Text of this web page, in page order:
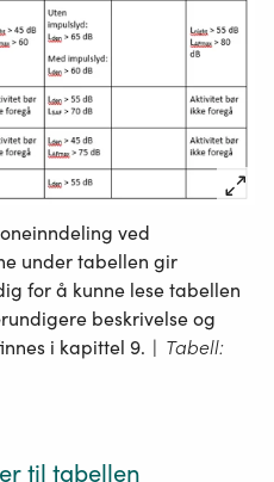
ved
under tabellen gir
for å kunne lese tabellen
beskrivelse og
i kapittel 9. | Tabell:
til tabellen